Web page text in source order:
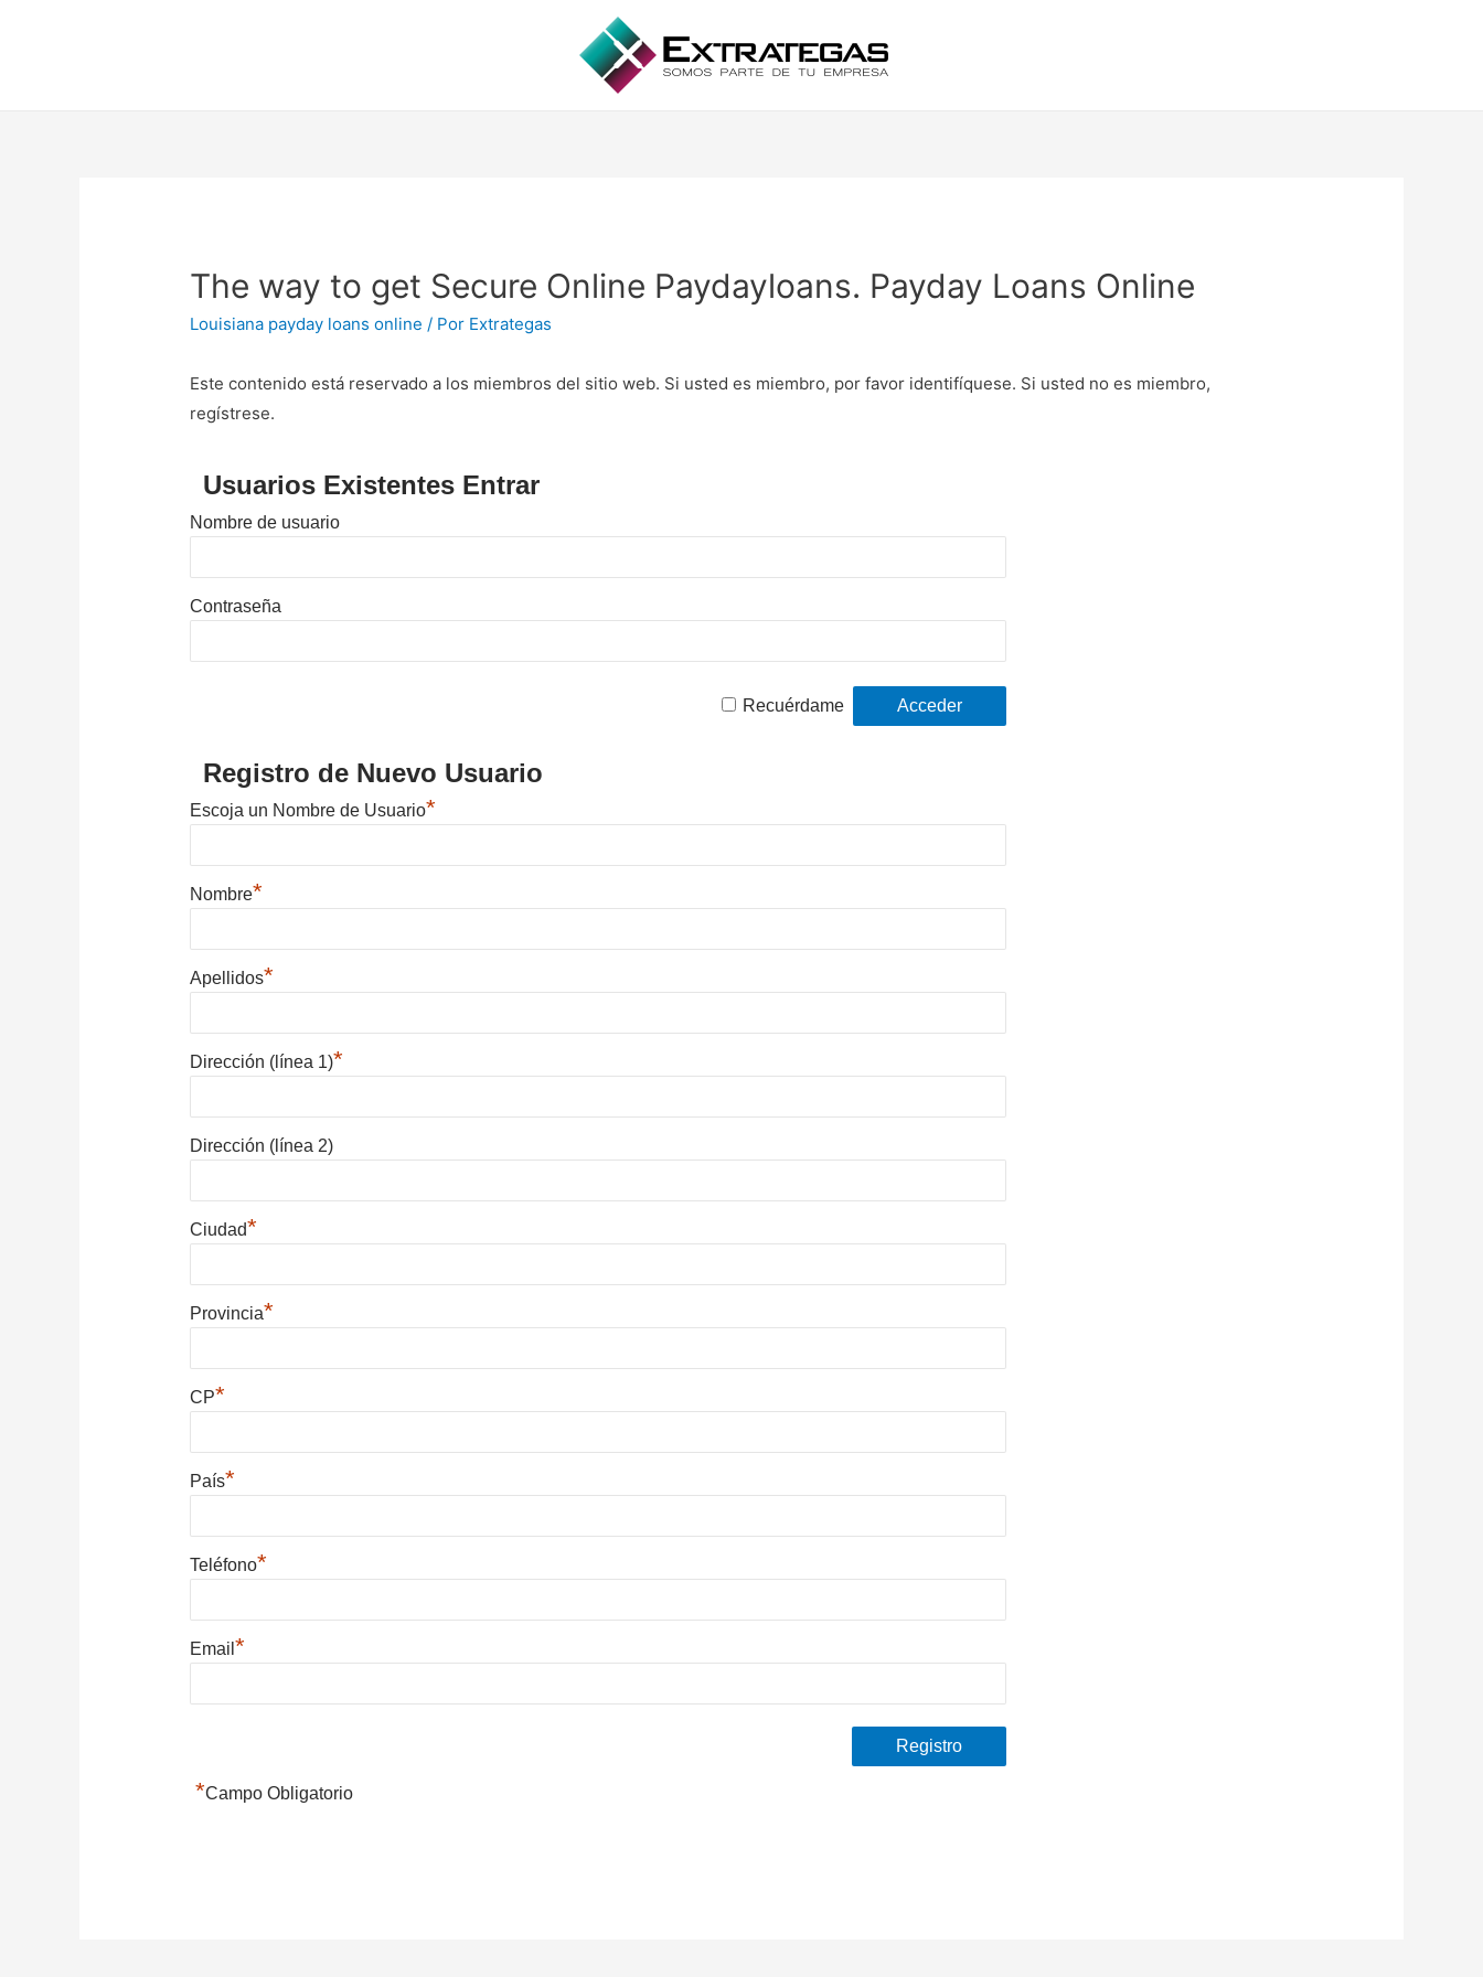
The way to get Secure Online Paydayloans. Payday Loans Online
Louisiana payday loans online / Por Extrategas
Este contenido está reservado a los miembros del sitio web. Si usted es miembro, por favor identifíquese. Si usted no es miembro,
regístrese.
Usuarios Existentes Entrar
Nombre de usuario
Contraseña
Recuérdame
Registro de Nuevo Usuario
Escoja un Nombre de Usuario*
Nombre*
Apellidos*
Dirección (línea 1)*
Dirección (línea 2)
Ciudad*
Provincia*
CP*
País*
Teléfono*
Email*
*Campo Obligatorio